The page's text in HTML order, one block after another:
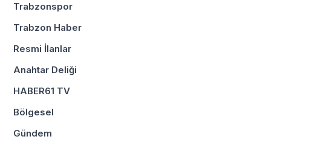
Trabzonspor
Trabzon Haber
Resmi İlanlar
Anahtar Deliği
HABER61 TV
Bölgesel
Gündem